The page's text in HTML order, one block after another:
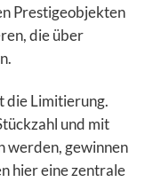
Prestigeobjekten
die über
die Limitierung.
und mit
werden, gewinnen
hier eine zentrale